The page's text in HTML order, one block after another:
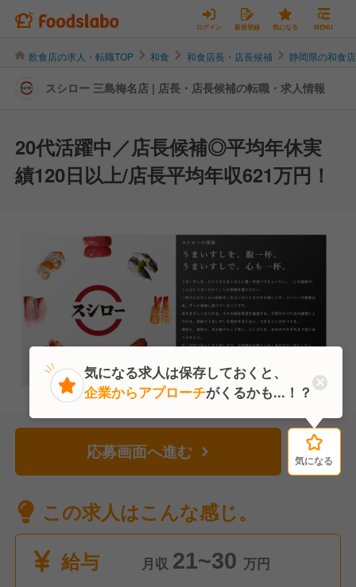
ログイン 新規登録 気になる MENU
飲食店の求人・転職TOP 和食 和食店長・店長候補 静岡県の和食
スシロー 三島梅名店 | 店長・店長候補の転職・求人情報
20代活躍中／店長候補◎平均年休実
績120日以上/店長平均年収621万円！
応募画面へ進む 気になる
この求人はこんな感じ。
給与
月収 21~30 万円
気になる
気になる求人は保存しておくと、
企業からアプローチがくるかも...！？